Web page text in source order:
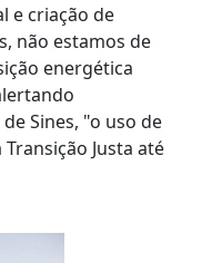
e criação de
não estamos de
energética
Sines, "o uso de
Justa até